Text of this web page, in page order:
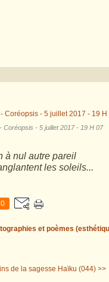
Coréopsis - 5 juillet 2017 - 19 H 07
à nul autre pareil
les soleils...
0
et poèmes
de la sagesse Haïku (044) >>